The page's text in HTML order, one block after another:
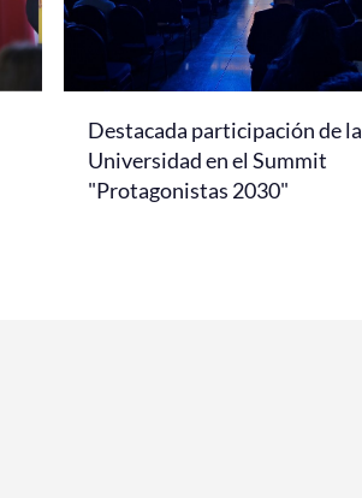
Destacada participación de la
Universidad en el Summit
"Protagonistas 2030"